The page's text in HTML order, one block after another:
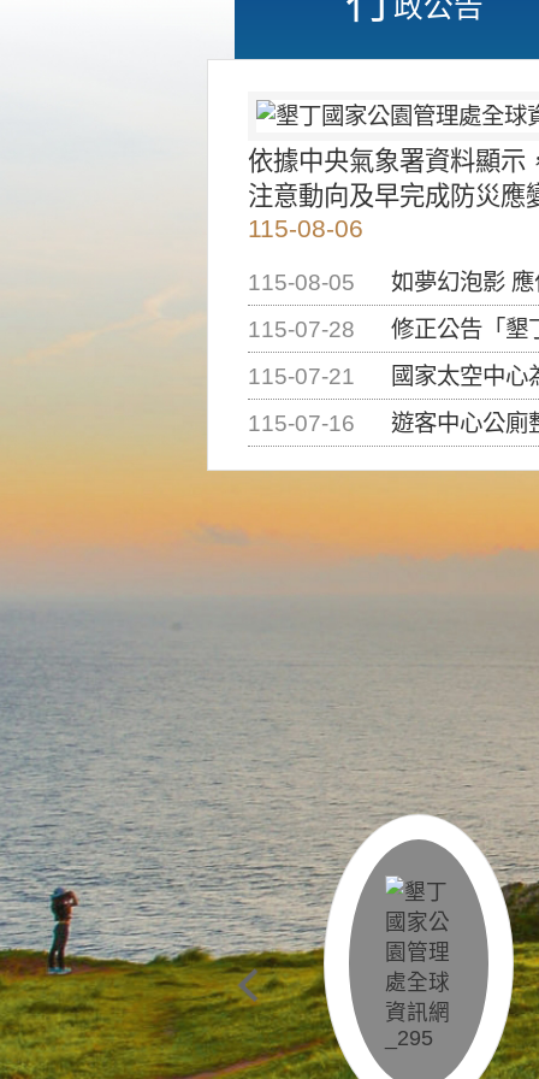
依據中央氣象署資料顯示
注意動向及早完成防災應
115-08-06
115-08-05
如夢幻泡影
115-07-28
修正公告「墾丁國家公
115-07-21
國家太空中心為辦理
115-07-16
遊客中心公廁